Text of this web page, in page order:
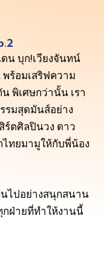
น บุก!เวียงจันทน์
พร้อมเสริฟความ
พิเศษกว่านั้น เรา
รมสุดมันส์อย่าง
ร์ตศิลปินวง ดาว
ทยมามูให้กับพี่น้อง
ไปอย่างสนุกสนาน
ฝ่ายที่ทำให้งานนี้